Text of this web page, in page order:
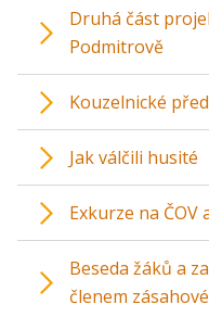
Druhá část
Podmitrově
Kouzelnické
Jak válčili husité
Exkurze na
Beseda žáků a
členem